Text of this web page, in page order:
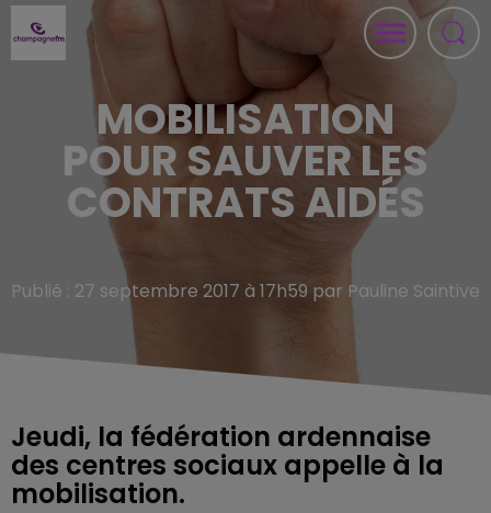
MOBILISATION
POUR SAUVER LES
CONTRATS AIDÉS
Publié : 27 septembre 2017 à 17h59 par Pauline Saintive
Jeudi, la fédération ardennaise
des centres sociaux appelle à la
mobilisation.